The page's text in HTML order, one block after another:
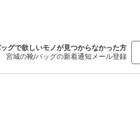
グで欲しいモノが見つからなかった方
宮城の靴/バッグの新着通知メール登録